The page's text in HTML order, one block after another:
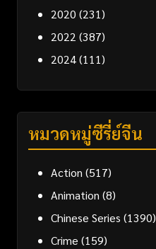
2020 (231)
2022 (387)
2024(111)
หมวดหมู่ซีรี่ย์จีน
Action (517)
Animation (8)
Chinese Series (1390)
Crime (159)